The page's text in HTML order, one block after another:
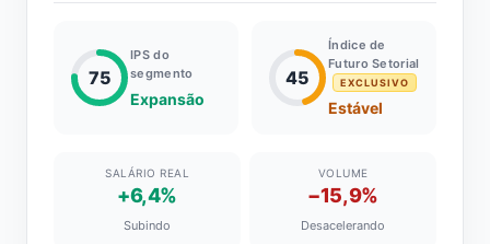
75
IPS do
segmento
Expansão
45
Índice de
Futuro Setorial
EXCLUSIVO
Estável
SALÁRIO REAL
+6,4%
Subindo
VOLUME
−15,9%
Desacelerando